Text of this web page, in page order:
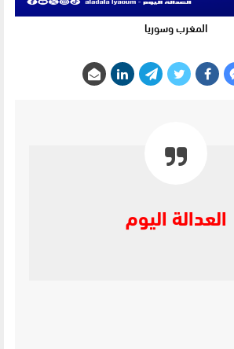
المغرب وسوريا
العدالة اليوم